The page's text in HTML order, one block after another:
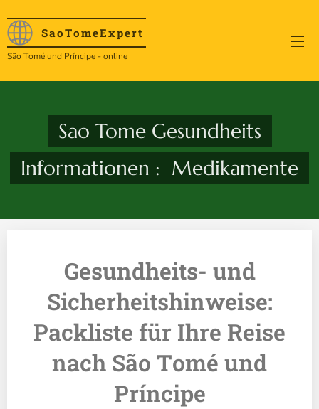
SaoTomeExpert
São Tomé und Príncipe - online
Sao Tome Gesundheits
Informationen : Medikamente
Gesundheits- und
Sicherheitshinweise:
Packliste für Ihre Reise
nach São Tomé und
Príncipe